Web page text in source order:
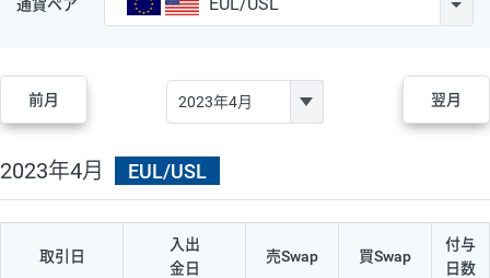
通貨ペア
前月 翌月
2023年4月 EUL/USL
取引日
入出
金日
売Swap 買Swap
付与
日数